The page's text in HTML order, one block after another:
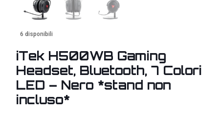
6 disponibili
iTek H500WB Gaming
Headset, Bluetooth, 7 Colori
LED – Nero *stand non
incluso*